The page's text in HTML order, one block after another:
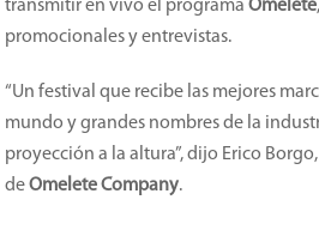
transmitir en vivo el programaOmelete
promocionales y entrevistas.
“Un festival que recibe las mejores
mundo y grandes nombres de la
proyección a la altura”, dijo Erico
deOmelete Company.